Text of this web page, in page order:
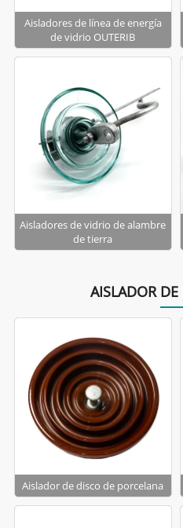
Aisladores de línea de energía
de vidrio OUTERIB
Aisladores de vidrio de alambre
de tierra
AISLADOR
Aislador de disco de porcelana